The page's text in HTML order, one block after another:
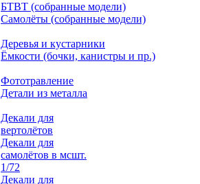
БТВТ (собранные модели)
Самолёты (собранные модели)
Деревья и кустарники
Ёмкости (бочки, канистры и пр.)
Фототравление
Детали из металла
Декали для
вертолётов
Декали для
самолётов в мсшт.
1/72
Декали для